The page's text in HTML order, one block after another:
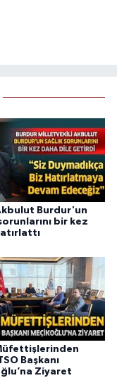
Burdur'un
bir kez
Başkanı
Ziyaret